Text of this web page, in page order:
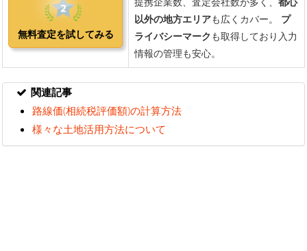
関連記事
路線価(相続税評価額)の計算方法
様々な土地活用方法について